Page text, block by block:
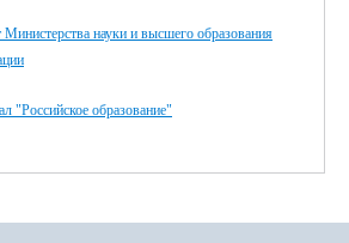
науки и высшего образования
"Российское образование"